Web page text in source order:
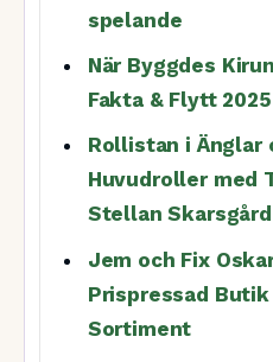
spelande
När Byggdes
Fakta & Flytt 2025
Rollistan i Änglar
Huvudroller med
Stellan Skarsgård
Jem och Fix
Prispressad
Sortiment